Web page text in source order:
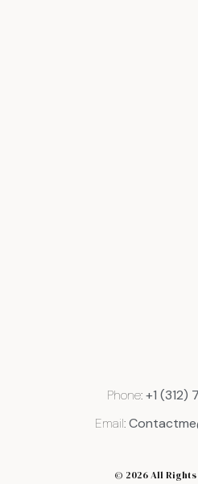
© 2026 All Rights
Phone:+1
Email: